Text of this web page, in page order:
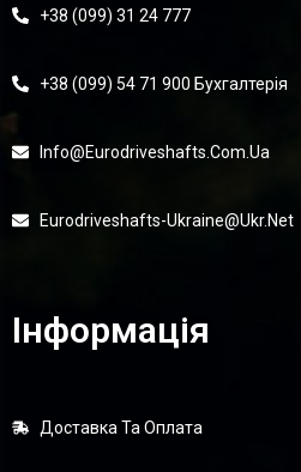
+38 (099) 31 24 777
+38 (099) 54 71 900 Бухгалтерія
Info@eurodriveshafts.com.ua
Eurodriveshafts-Ukraine@ukr.net
Інформація
Доставка Та Оплата